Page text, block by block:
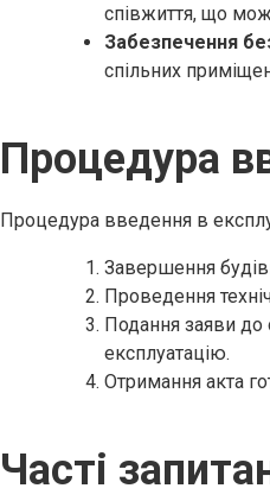
співжиття, що
Забезпечення
спільних
Процедура
Процедура введення в
Завершення
Проведення
Подання заяви до
експлуатацію.
Отримання акта
Часті